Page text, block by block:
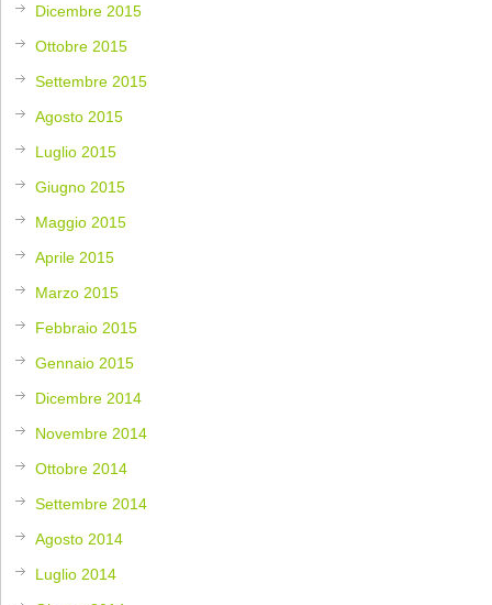
Dicembre 2015
Ottobre 2015
Settembre 2015
Agosto 2015
Luglio 2015
Giugno 2015
Maggio 2015
Aprile 2015
Marzo 2015
Febbraio 2015
Gennaio 2015
Dicembre 2014
Novembre 2014
Ottobre 2014
Settembre 2014
Agosto 2014
Luglio 2014